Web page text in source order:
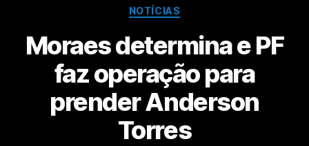
NOTÍCIAS
Moraes determina e PF
faz operação para
prender Anderson
Torres